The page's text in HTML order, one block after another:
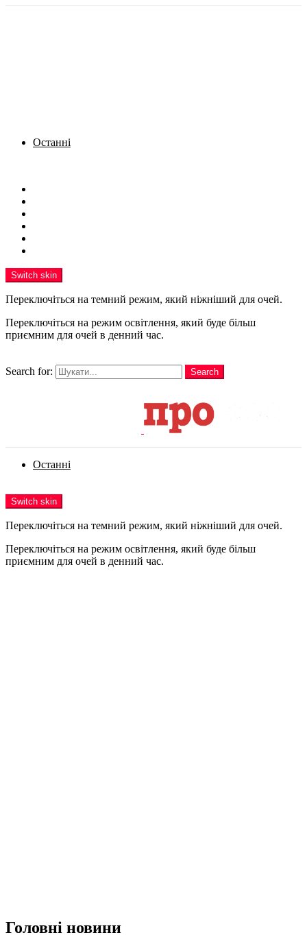
Останні
Switch skin
Переключіться на темний режим, який ніжніший для очей.
Переключіться на режим освітлення, який буде більш
приємним для очей в денний час.
Search for:
Search
Останні
Switch skin
Переключіться на темний режим, який ніжніший для очей.
Переключіться на режим освітлення, який буде більш
приємним для очей в денний час.
Головні новини